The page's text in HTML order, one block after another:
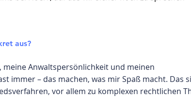
aus?
Anwaltspersönlichkeit und meinen
immer – das machen, was mir Spaß macht. Das
vor allem zu komplexen rechtlichen